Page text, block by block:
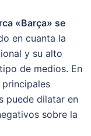
«Barça» se
en cuanta la
y su alto
de medios. En
puede dilatar en
sobre la